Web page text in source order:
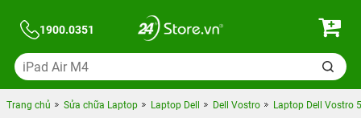
1900.0351
Trang chủ Sửa chữa Laptop Laptop Dell Dell Vostro Laptop Dell Vostro